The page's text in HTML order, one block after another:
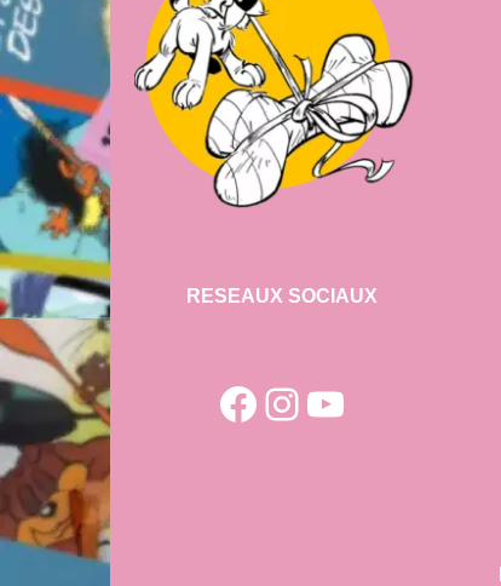
RESEAUX SOCIAUX
Facebook
Instagram
YouTube